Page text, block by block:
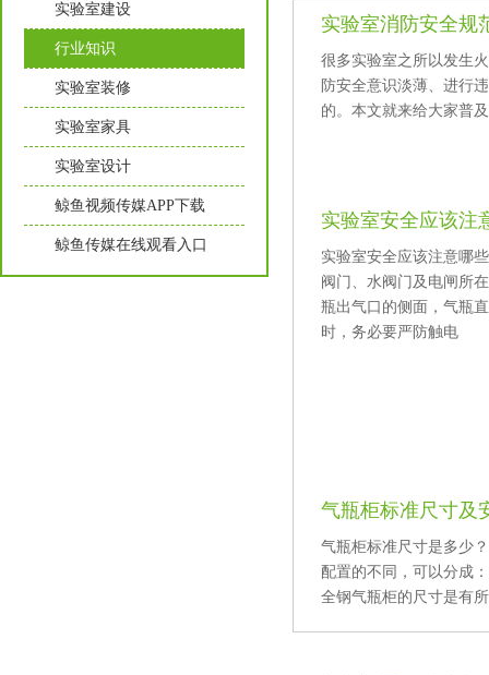
实验室建设
行业知识
实验室装修
实验室家具
实验室设计
鲸鱼视频传媒APP下载
鲸鱼传媒在线观看入口
实验室消防安全规
很多实验室之所以发生
防安全意识淡薄、进行
的。本文就来给大家普
实验室安全应该注
实验室安全应该注意哪些
阀门、水阀门及电闸所
瓶出气口的侧面，气瓶
时，务必要严防触电
气瓶柜标准尺寸及
气瓶柜标准尺寸是多少
配置的不同，可以分成
全钢气瓶柜的尺寸是有所区